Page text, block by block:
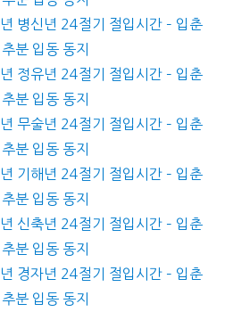
병신년 24절기 절입시간 – 입춘
분 입동 동지
정유년 24절기 절입시간 – 입춘
분 입동 동지
무술년 24절기 절입시간 – 입춘
분 입동 동지
기해년 24절기 절입시간 – 입춘
분 입동 동지
신축년 24절기 절입시간 – 입춘
분 입동 동지
경자년 24절기 절입시간 – 입춘
분 입동 동지